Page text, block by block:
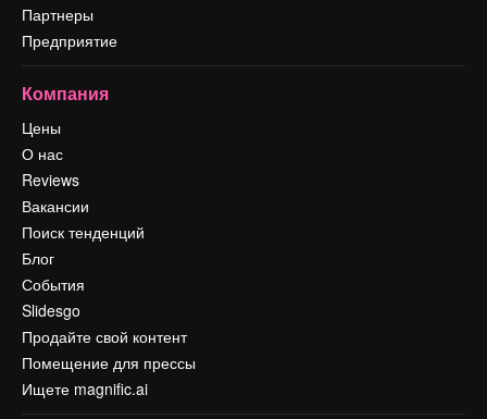
Партнеры
Предприятие
Компания
Цены
О нас
Reviews
Вакансии
Поиск тенденций
Блог
События
Slidesgo
Продайте свой контент
Помещение для прессы
Ищете magnific.ai